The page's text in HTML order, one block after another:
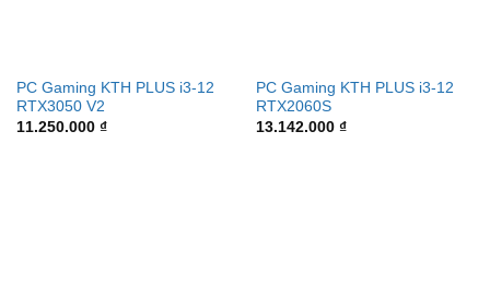
PC Gaming KTH PLUS i3-12
RTX3050 V2
11.250.000 ₫
PC Gaming KTH PLUS i3-12
RTX2060S
13.142.000 ₫